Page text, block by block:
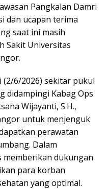
Pangkalan Damri
dan ucapan terima
saat ini masih
Sakit Universitas
(2/6/2026) sekitar pukul
didampingi Kabag Ops
Wijayanti, S.H.,
untuk menjenguk
perawatan
Dalam
dukungan
para korban
yang optimal.